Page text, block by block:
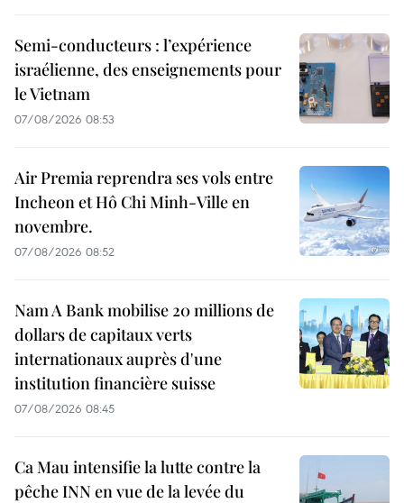
Semi-conducteurs : l’expérience
israélienne, des enseignements pour
le Vietnam
07/08/2026 08:53
Air Premia reprendra ses vols entre
Incheon et Hô Chi Minh-Ville en
novembre.
07/08/2026 08:52
Nam A Bank mobilise 20 millions de
dollars de capitaux verts
internationaux auprès d'une
institution financière suisse
07/08/2026 08:45
Ca Mau intensifie la lutte contre la
pêche INN en vue de la levée du